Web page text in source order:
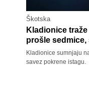
Škotska
Kladionice
prošle
Kladionice sumnjaju
savez pokrene istagu.